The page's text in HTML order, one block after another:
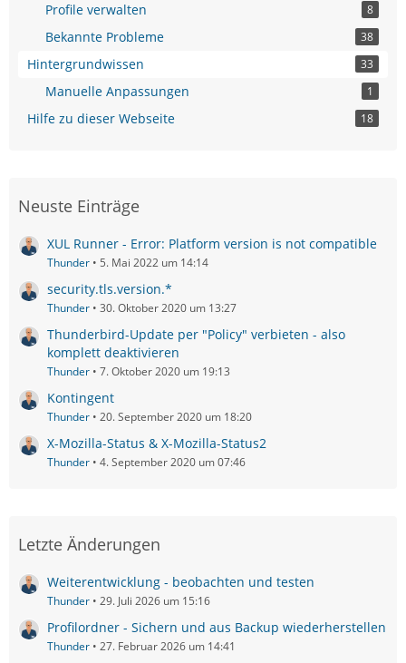
Profile verwalten 8
Bekannte Probleme 38
Hintergrundwissen 33
Manuelle Anpassungen 1
Hilfe zu dieser Webseite 18
Neuste Einträge
XUL Runner - Error: Platform version is not compatible
Thunder 5. Mai 2022 um 14:14
security.tls.version.*
Thunder 30. Oktober 2020 um 13:27
Thunderbird-Update per "Policy" verbieten - also
komplett deaktivieren
Thunder 7. Oktober 2020 um 19:13
Kontingent
Thunder 20. September 2020 um 18:20
X-Mozilla-Status & X-Mozilla-Status2
Thunder 4. September 2020 um 07:46
Letzte Änderungen
Weiterentwicklung - beobachten und testen
Thunder 29. Juli 2026 um 15:16
Profilordner - Sichern und aus Backup wiederherstellen
Thunder 27. Februar 2026 um 14:41